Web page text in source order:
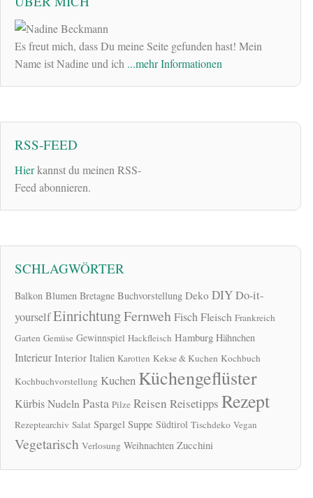
Es freut mich, dass Du meine Seite gefunden hast! Mein
Name ist Nadine und ich ...mehr Informationen
RSS-FEED
Hierkannst du meinen RSS-
Feed abonnieren.
SCHLAGWÖRTER
Balkon Blumen Bretagne Buchvorstellung Deko DIYDo-it-
yourselfEinrichtungFernwehFischFleisch Frankreich
Garten Gemüse Gewinnspiel Hackfleisch Hamburg Hähnchen
Interieur Interior Italien Karotten Kekse & Kuchen Kochbuch
Kochbuchvorstellung Kuchen Küchengeflüster
KürbisNudeln Pasta Pilze Reisen Reisetipps Rezept
Rezeptearchiv Salat Spargel Suppe Südtirol Tischdeko Vegan
Vegetarisch Verlosung Weihnachten Zucchini